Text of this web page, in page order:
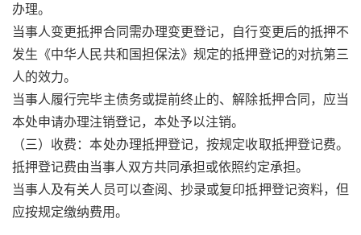
办理。
当事人变更抵押合同需办理变更登记，自行变更后的抵押不
发生《中华人民共和国担保法》规定的抵押登记的对抗第三
人的效力。
当事人履行完毕主债务或提前终止的、解除抵押合同，应当
本处申请办理注销登记，本处予以注销。
（三）收费：本处办理抵押登记，按规定收取抵押登记费。
抵押登记费由当事人双方共同承担或依照约定承担。
当事人及有关人员可以查阅、抄录或复印抵押登记资料，但
应按规定缴纳费用。